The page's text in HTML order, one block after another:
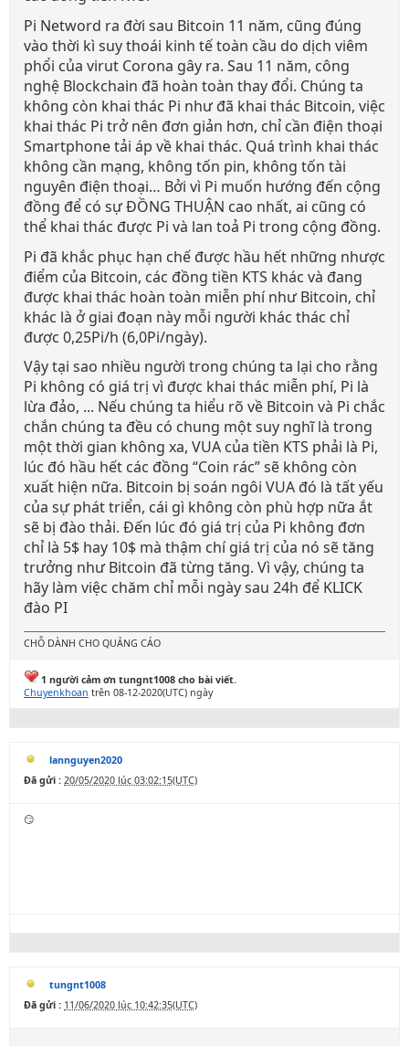
Pi Netword ra đời sau Bitcoin 11 năm, cũng đúng
vào thời kì suy thoái kinh tế toàn cầu do dịch viêm
phổi của virut Corona gây ra. Sau 11 năm, công
nghệ Blockchain đã hoàn toàn thay đổi. Chúng ta
không còn khai thác Pi như đã khai thác Bitcoin, việc
khai thác Pi trở nên đơn giản hơn, chỉ cần điện thoại
Smartphone tải áp về khai thác. Quá trình khai thác
không cần mạng, không tốn pin, không tốn tài
nguyên điện thoại… Bởi vì Pi muốn hướng đến cộng
đồng để có sự ĐỒNG THUẬN cao nhất, ai cũng có
thể khai thác được Pi và lan toả Pi trong cộng đồng.
Pi đã khắc phục hạn chế được hầu hết những nhược
điểm của Bitcoin, các đồng tiền KTS khác và đang
được khai thác hoàn toàn miễn phí như Bitcoin, chỉ
khác là ở giai đoạn này mỗi người khác thác chỉ
được 0,25Pi/h (6,0Pi/ngày).
Vậy tại sao nhiều người trong chúng ta lại cho rằng
Pi không có giá trị vì được khai thác miễn phí, Pi là
lừa đảo, ... Nếu chúng ta hiểu rõ về Bitcoin và Pi chắc
chắn chúng ta đều có chung một suy nghĩ là trong
một thời gian không xa, VUA của tiền KTS phải là Pi,
lúc đó hầu hết các đồng “Coin rác” sẽ không còn
xuất hiện nữa. Bitcoin bị soán ngôi VUA đó là tất yếu
của sự phát triển, cái gì không còn phù hợp nữa ắt
sẽ bị đào thải. Đến lúc đó giá trị của Pi không đơn
chỉ là 5$ hay 10$ mà thậm chí giá trị của nó sẽ tăng
trưởng như Bitcoin đã từng tăng. Vì vậy, chúng ta
hãy làm việc chăm chỉ mỗi ngày sau 24h để KLICK
đào PI
CHỖ DÀNH CHO QUẢNG CÁO
1 người cảm ơn tungnt1008 cho bài viết.
Chuyenkhoan trên 08-12-2020(UTC) ngày
lannguyen2020
Đã gửi : 20/05/2020 lúc 03:02:15(UTC)
😏
tungnt1008
Đã gửi : 11/06/2020 lúc 10:42:35(UTC)